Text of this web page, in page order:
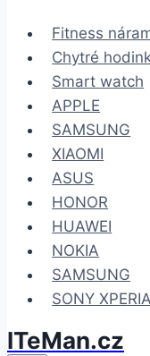
obsah Fitness
Chytré
Smart watch
APPLE
SAMSUNG
XIAOMI
ASUS
HONOR
HUAWEI
NOKIA
SAMSUNG
SONY XPERIA
ITeMan.cz